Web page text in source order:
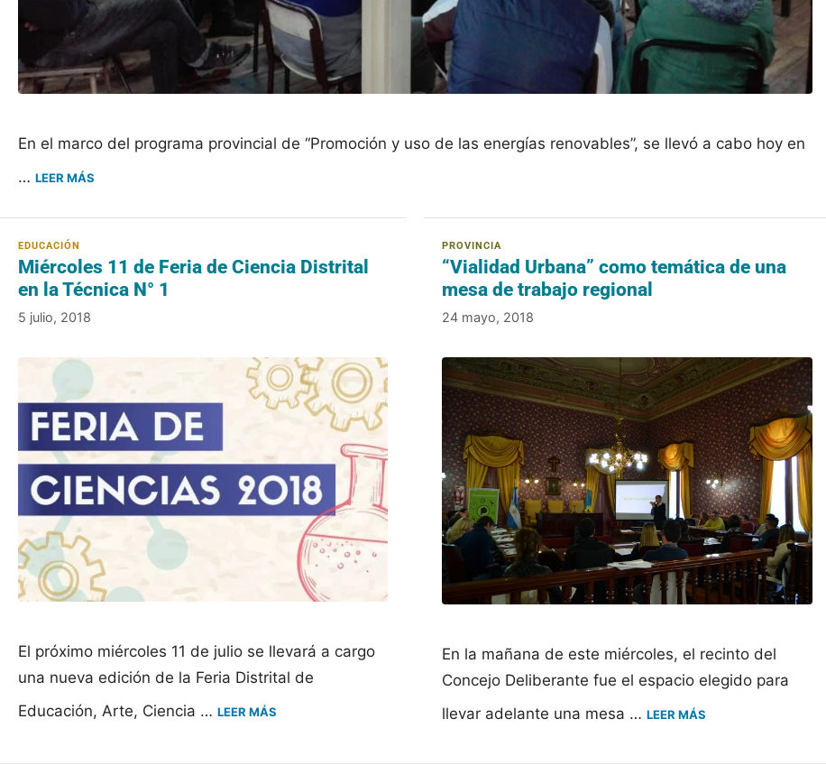
En el marco del programa provincial de “Promoción y uso de las energías renovables”, se llevó a cabo hoy en
… LEER MÁS
Miércoles 11 de Feria de Ciencia Distrital
en la Técnica N° 1
5 julio, 2018
El próximo miércoles 11 de julio se llevará a cargo
una nueva edición de la Feria Distrital de
Educación, Arte, Ciencia … LEER MÁS
“Vialidad Urbana” como temática de una
mesa de trabajo regional
24 mayo, 2018
En la mañana de este miércoles, el recinto del
Concejo Deliberante fue el espacio elegido para
llevar adelante una mesa …LEER MÁS